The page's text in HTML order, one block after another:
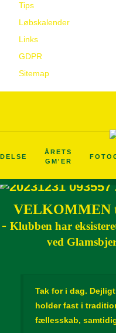
Tips
Løbskalender
Links
GDPR
Sitemap
ÅRETS
GM'ER
VELKOMMEN
- Klubben har
ved
Tak for i dag.
holder fast i
fællesskab,